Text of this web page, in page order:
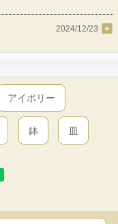
2024/12/23
アイボリー
鉢 皿